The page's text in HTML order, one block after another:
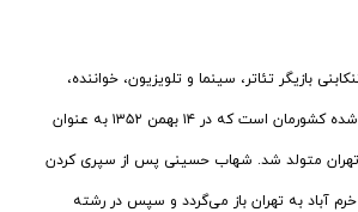
بازیگر تئاتر، سینما و تلویزیون، خواننده،
فیلم‌ساز و مجری شناخته شده کشورمان است که در ۱۴ بهمن ۱۳۵۲ به عنوان
تهران متولد شد. شهاب حسینی پس از سپری کردن
آباد به تهران باز می‌گردد و سپس در رشته